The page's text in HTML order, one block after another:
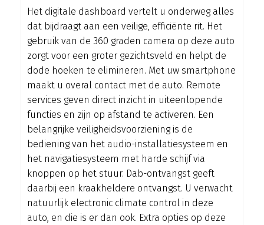
Het digitale dashboard vertelt u onderweg alles
dat bijdraagt aan een veilige, efficiënte rit. Het
gebruik van de 360 graden camera op deze auto
zorgt voor een groter gezichtsveld en helpt de
dode hoeken te elimineren. Met uw smartphone
maakt u overal contact met de auto. Remote
services geven direct inzicht in uiteenlopende
functies en zijn op afstand te activeren. Een
belangrijke veiligheidsvoorziening is de
bediening van het audio-installatiesysteem en
het navigatiesysteem met harde schijf via
knoppen op het stuur. Dab-ontvangst geeft
daarbij een kraakheldere ontvangst. U verwacht
natuurlijk electronic climate control in deze
auto, en die is er dan ook. Extra opties op deze